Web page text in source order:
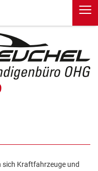
sich Kraftfahrzeuge und
≡